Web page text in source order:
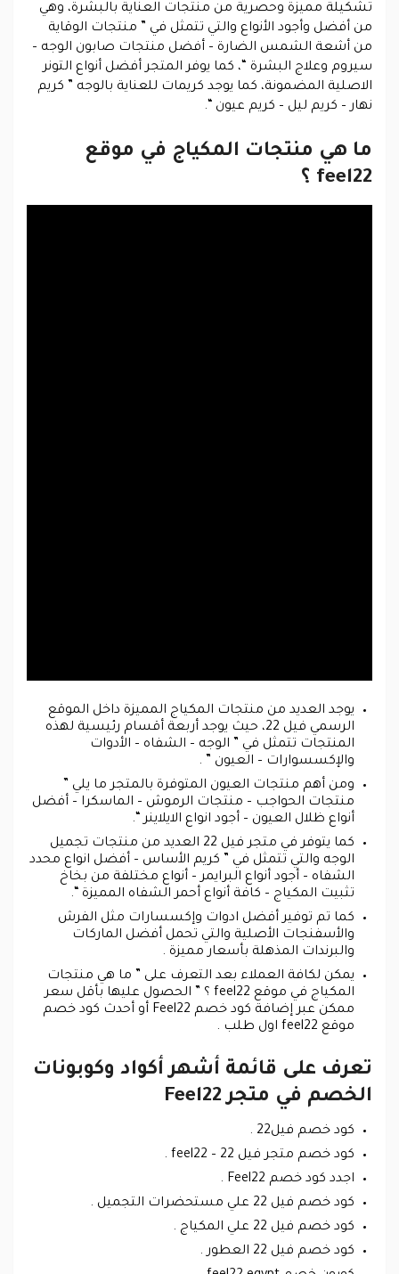
تشكيلة مميزة وحصرية من منتجات العناية بالبشرة، وهي
من أفضل وأجود الأنواع والتي تتمثل في ” منتجات الوقاية
من أشعة الشمس الضارة – أفضل منتجات صابون الوجه –
سيروم وعلاج البشرة “، كما يوفر المتجر أفضل أنواع التونر
الاصلية المضمونة، كما يوجد كريمات للعناية بالوجه ” كريم
نهار – كريم ليل – كريم عيون “.
ما هي منتجات المكياج في موقع
feel22 ؟
يوجد العديد من منتجات المكياج المميزة داخل الموقع
الرسمي فيل 22، حيث يوجد أربعة أقسام رئيسية لهذه
المنتجات تتمثل في ” الوجه – الشفاه – الأدوات
والإكسسوارات – العيون ” .
ومن أهم منتجات العيون المتوفرة بالمتجر ما يلي ”
منتجات الحواجب – منتجات الرموش – الماسكرا – أفضل
أنواع ظلال العيون – أجود انواع الايلاينر “.
كما يتوفر في متجر فيل 22 العديد من منتجات تجميل
الوجه والتي تتمثل في ” كريم الأساس – أفضل انواع محدد
الشفاه – أجود أنواع البرايمر – أنواع مختلفة من بخاخ
تثبيت المكياج – كافة أنواع أحمر الشفاه المميزة “.
كما تم توفير أفضل ادوات وإكسسارات مثل الفرش
والأسفنجات الأصلية والتي تحمل أفضل الماركات
والبرندات المذهلة بأسعار مميزة .
يمكن لكافة العملاء بعد التعرف على ” ما هي منتجات
المكياج في موقع feel22 ؟ ” الحصول عليها بأقل سعر
ممكن عبر إضافة كود خصم Feel22 أو أحدث كود خصم
موقع feel22 اول طلب .
تعرف على قائمة أشهر أكواد وكوبونات
الخصم في متجر Feel22
كود خصم فيل22 .
كود خصم متجر فيل 22 – feel22 .
اجدد كود خصم Feel22 .
كود خصم فيل 22 علي مستحضرات التجميل .
كود خصم فيل 22 علي المكياج .
كود خصم فيل 22 العطور .